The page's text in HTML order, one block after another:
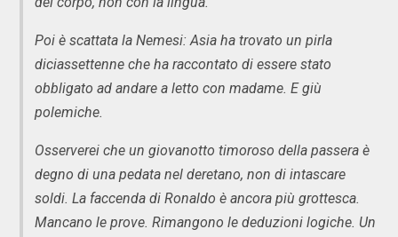
Poi è scattata la Nemesi: Asia ha trovato un pirla
diciassettenne che ha raccontato di essere stato
obbligato ad andare a letto con madame. E giù
polemiche.
Osserverei che un giovanotto timoroso della passera è
degno di una pedata nel deretano, non di intascare
soldi. La faccenda di Ronaldo è ancora più grottesca.
Mancano le prove. Rimangono le deduzioni logiche. Un